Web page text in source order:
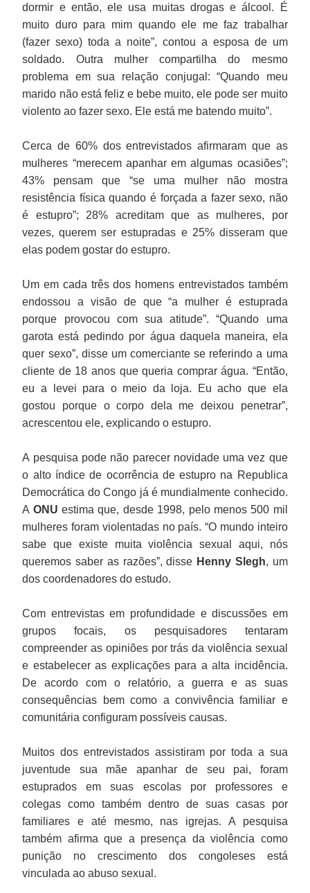
dormir e então, ele usa muitas drogas e álcool. É
muito duro para mim quando ele me faz trabalhar
(fazer sexo) toda a noite”, contou a esposa de um
soldado. Outra mulher compartilha do mesmo
problema em sua relação conjugal: “Quando meu
marido não está feliz e bebe muito, ele pode ser muito
violento ao fazer sexo. Ele está me batendo muito”.
Cerca de 60% dos entrevistados afirmaram que as
mulheres “merecem apanhar em algumas ocasiões”;
43% pensam que “se uma mulher não mostra
resistência física quando é forçada a fazer sexo, não
é estupro”; 28% acreditam que as mulheres, por
vezes, querem ser estupradas e 25% disseram que
elas podem gostar do estupro.
Um em cada três dos homens entrevistados também
endossou a visão de que “a mulher é estuprada
porque provocou com sua atitude”. “Quando uma
garota está pedindo por água daquela maneira, ela
quer sexo”, disse um comerciante se referindo a uma
cliente de 18 anos que queria comprar água. “Então,
eu a levei para o meio da loja. Eu acho que ela
gostou porque o corpo dela me deixou penetrar”,
acrescentou ele, explicando o estupro.
A pesquisa pode não parecer novidade uma vez que
o alto índice de ocorrência de estupro na Republica
Democrática do Congo já é mundialmente conhecido.
A ONU estima que, desde 1998, pelo menos 500 mil
mulheres foram violentadas no país. “O mundo inteiro
sabe que existe muita violência sexual aqui, nós
queremos saber as razões”, disse Henny Slegh, um
dos coordenadores do estudo.
Com entrevistas em profundidade e discussões em
grupos focais, os pesquisadores tentaram
compreender as opiniões por trás da violência sexual
e estabelecer as explicações para a alta incidência.
De acordo com o relatório, a guerra e as suas
consequências bem como a convivência familiar e
comunitária configuram possíveis causas.
Muitos dos entrevistados assistiram por toda a sua
juventude sua mãe apanhar de seu pai, foram
estuprados em suas escolas por professores e
colegas como também dentro de suas casas por
familiares e até mesmo, nas igrejas. A pesquisa
também afirma que a presença da violência como
punição no crescimento dos congoleses está
vinculada ao abuso sexual.